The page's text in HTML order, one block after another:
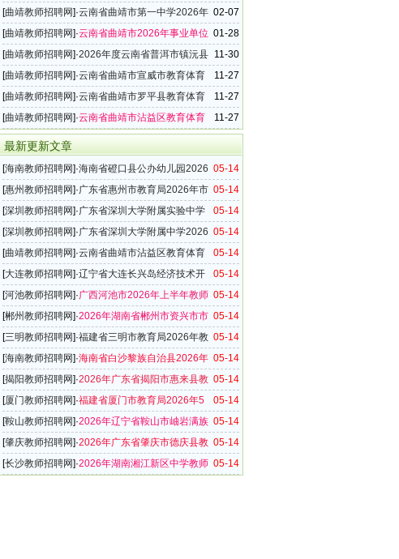
委会所属学校2026年第二次教师招聘公告
02-07
[曲靖教师招聘网]·云南省曲靖市第一中学2026年
教师招聘11名公告
01-28
[曲靖教师招聘网]·云南省曲靖市2026年事业单位
招聘工作人员公告（889名）
11-30
[曲靖教师招聘网]·2026年度云南省普洱市镇沅县
教师招聘13名公告
11-27
[曲靖教师招聘网]·云南省曲靖市宣威市教育体育
局所属部分学校2026年教师招聘51名公告
11-27
[曲靖教师招聘网]·云南省曲靖市罗平县教育体育
系统2026年教师招聘20名公告
11-27
[曲靖教师招聘网]·云南省曲靖市沾益区教育体育
系统所属部分学校2026年教师招聘30名公告
最新更新文章
05-14
[海南教师招聘网]·海南省磴口县公办幼儿园2026
年幼儿教师招聘71名公告
05-14
[惠州教师招聘网]·广东省惠州市教育局2026年市
直公办中小学教师招聘199名公告
05-14
[深圳教师招聘网]·广东省深圳大学附属实验中学
2026年5月教师招聘公告
05-14
[深圳教师招聘网]·广东省深圳大学附属中学2026
年5月教师招聘公告
05-14
[曲靖教师招聘网]·云南省曲靖市沾益区教育体育
系统所属部分学校2026年第三次教师招聘公告
05-14
[大连教师招聘网]·辽宁省大连长兴岛经济技术开
发区教育系统2026年第一批次教师招聘16名公告 05-14
[河池教师招聘网]·广西河池市2026年上半年教师
招聘147名公告
05-14
[郴州教师招聘网]·2026年湖南省郴州市资兴市市
直学校编制内教师招聘15名公告
05-14
[三明教师招聘网]·福建省三明市教育局2026年教
师招聘10名通告（江西师范大学专场）
05-14
[海南教师招聘网]·海南省白沙黎族自治县2026年
中学教师招聘29名公告
05-14
[揭阳教师招聘网]·2026年广东省揭阳市惠来县教
育系统教师招聘104名公告
05-14
[厦门教师招聘网]·福建省厦门市教育局2026年5
月教师招聘公告
05-14
[鞍山教师招聘网]·2026年辽宁省鞍山市岫岩满族
自治县事业单位教师招聘18名公告
05-14
[肇庆教师招聘网]·2026年广东省肇庆市德庆县教
育局教师招聘31名公告（第二场）
05-14
[长沙教师招聘网]·2026年湖南湘江新区中学教师